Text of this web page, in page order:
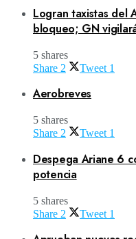
Logran taxistas del
bloqueo; GN
5 shares
Share 2 Tweet 1
Aerobreves
5 shares
Share 2 Tweet 1
Despega Ariane 6
potencia
5 shares
Share 2 Tweet 1